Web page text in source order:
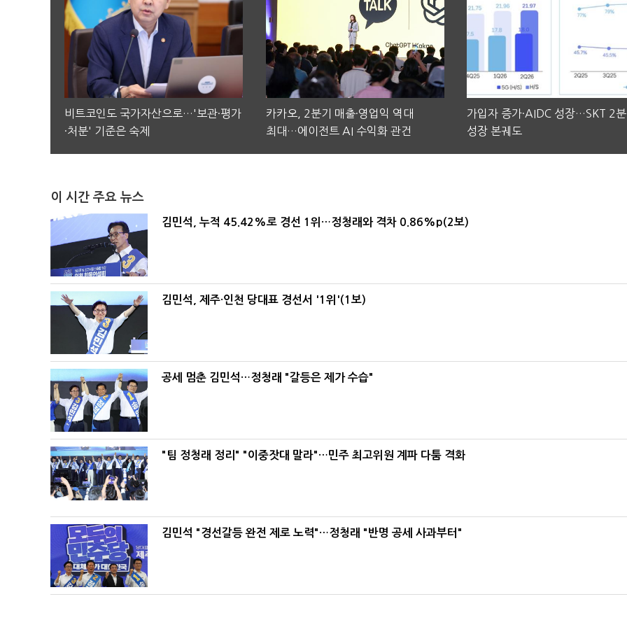
비트코인도 국가자산으로…'보관·평가
·처분' 기준은 숙제
카카오, 2분기 매출·영업익 역대
최대…에이전트 AI 수익화 관건
가입자 증가·AIDC 성장…SKT 2
성장 본궤도
이 시간 주요 뉴스
김민석, 누적 45.42%로 경선 1위…정청래와 격차 0.86%p(2보)
김민석, 제주·인천 당대표 경선서 '1위'(1보)
공세 멈춘 김민석…정청래 "갈등은 제가 수습"
"팀 정청래 정리" "이중잣대 말라"…민주 최고위원 계파 다툼 격화
김민석 "경선갈등 완전 제로 노력"…정청래 "반명 공세 사과부터"